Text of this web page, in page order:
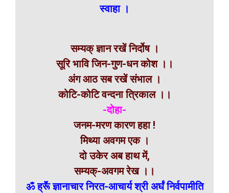
स्वाहा ।
सम्यक् ज्ञान रखें निर्दोष ।
सूरि भावि जिन-गुण-धन कोश ।।
अंग आठ सब रखें संभाल ।
कोटि-कोटि वन्दना त्रिकाल ।।
-दोहा-
जनम-मरण कारण हहा !
मिथ्या अवगम एक ।
दो उकेर अब हाथ में,
सम्यक्-अवगम रेख ।।
ॐ ह्रूॅं ज्ञानाचार निरत-आचार्य श्री अर्घं निर्वपामीति